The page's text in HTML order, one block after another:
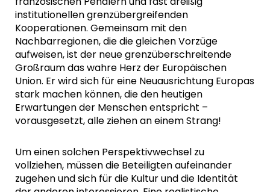
institutionellen grenzübergreifenden
Kooperationen. Gemeinsam mit den
Nachbarregionen, die die gleichen Vorzüge
aufweisen, ist der neue grenzüberschreitende
Großraum das wahre Herz der Europäischen
Union. Er wird sich für eine Neuausrichtung Europas
stark machen können, die den heutigen
Erwartungen der Menschen entspricht –
vorausgesetzt, alle ziehen an einem Strang!
Um einen solchen Perspektivwechsel zu
vollziehen, müssen die Beteiligten aufeinander
zugehen und sich für die Kultur und die Identität